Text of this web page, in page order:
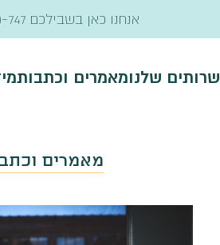
אנחנו כאן בשבילכם 747
שרותים שלנומאמרים וכתבות
מאמרים